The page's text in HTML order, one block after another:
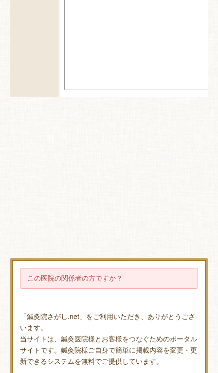
この医院の関係者の方ですか？
「鍼灸院さがし.net」をご利用いただき、ありがとうござ
います。
当サイトは、鍼灸医院様とお客様をつなぐためのポータル
サイトです。鍼灸院様ご自身で簡単に掲載内容を変更・更
新できるシステムを無料でご提供しています。